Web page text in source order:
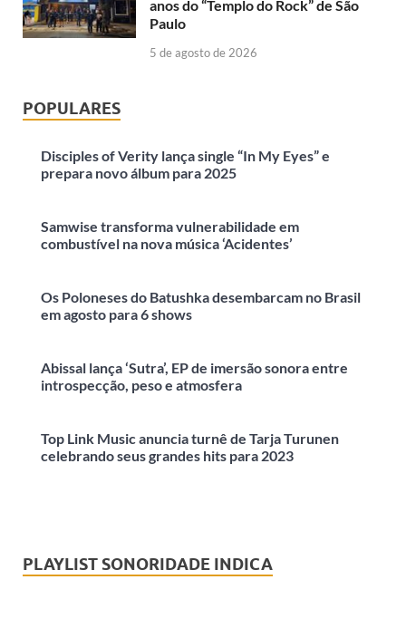
anos do “Templo do Rock” de São
Paulo
5 de agosto de 2026
POPULARES
Disciples of Verity lança single “In My Eyes” e
prepara novo álbum para 2025
Samwise transforma vulnerabilidade em
combustível na nova música ‘Acidentes’
Os Poloneses do Batushka desembarcam no Brasil
em agosto para 6 shows
Abissal lança ‘Sutra’, EP de imersão sonora entre
introspecção, peso e atmosfera
Top Link Music anuncia turnê de Tarja Turunen
celebrando seus grandes hits para 2023
PLAYLIST SONORIDADE INDICA